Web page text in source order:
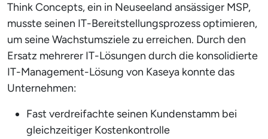
Think Concepts, ein in Neuseeland ansässiger MSP,
musste seinen IT-Bereitstellungsprozess optimieren,
um seine Wachstumsziele zu erreichen. Durch den
Ersatz mehrerer IT-Lösungen durch die konsolidierte
IT-Management-Lösung von Kaseya konnte das
Unternehmen:
Fast verdreifachte seinen Kundenstamm bei
gleichzeitiger Kostenkontrolle